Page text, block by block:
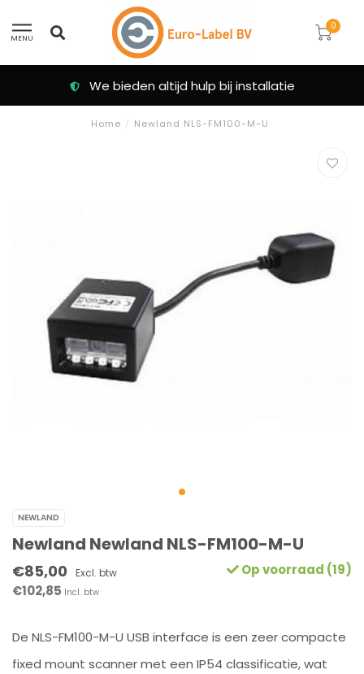
MENU
0
We bieden altijd hulp bij installatie
Home / Newland NLS-FM100-M-U
NEWLAND
Newland Newland NLS-FM100-M-U
€85,00 Excl. btw
€102,85 Incl. btw
Op voorraad (19)
De NLS-FM100-M-U USB interface is een zeer compacte
fixed mount scanner met een IP54 classificatie, wat